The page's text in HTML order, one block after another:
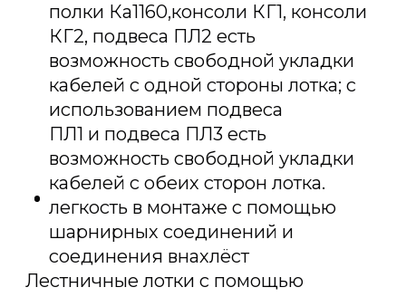
полки Ка1160,консоли КГ1, консоли
КГ2, подвеса ПЛ2 есть
возможность свободной укладки
кабелей с одной стороны лотка; с
использованием подвеса
ПЛ1 и подвеса ПЛ3 есть
возможность свободной укладки
кабелей с обеих сторон лотка.
легкость в монтаже с помощью
шарнирных соединений и
соединения внахлёст
Лестничные лотки с помощью